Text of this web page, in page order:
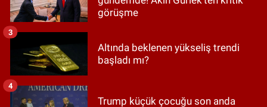
görüşme
Altında beklenen yükseliş trendi
başladı mı?
3
Trump küçük çocuğu son anda
4